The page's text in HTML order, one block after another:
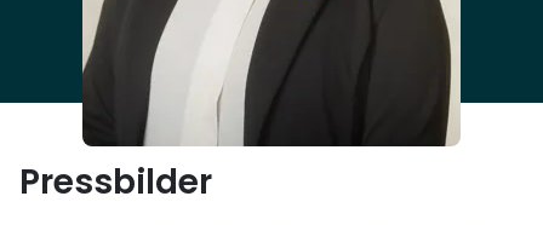
inför den strategiska analysen. Uppdraget kommer
att genomföras i dialog med berörda statliga
myndigheter, regioner och kommuner i både
Sverige och Danmark. Utredarens förslag ska ge
både den svenska och danska regeringen ett
samarbete kring kapaciteten för transporter över
Pressbilder